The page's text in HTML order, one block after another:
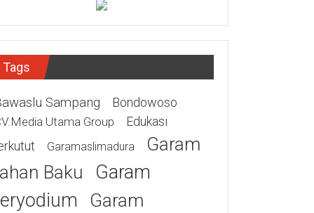
Tags
Sampang Bondowoso
Utama Group
Edukasi
Garamaslimadura
Garam
Baku
Garam
Garam